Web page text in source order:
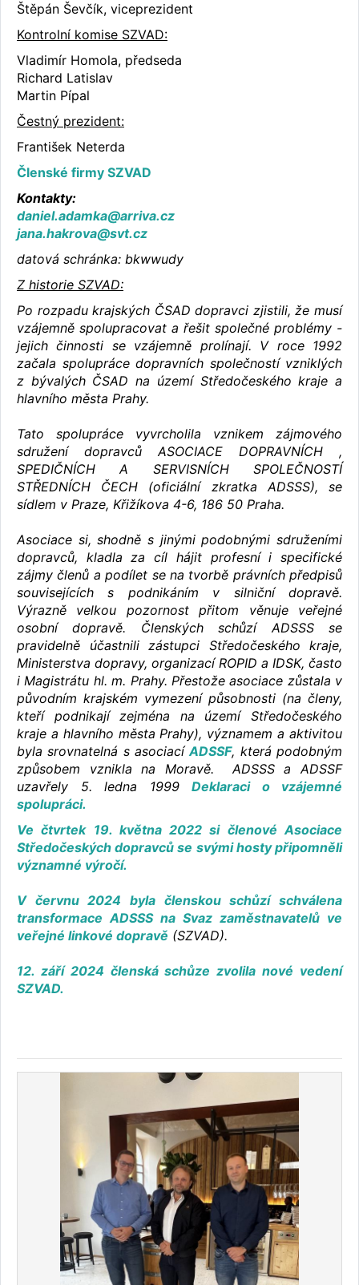
Štěpán Ševčík, viceprezident
Kontrolní komise SZVAD:
Vladimír Homola, předseda
Richard Latislav
Martin Pípal
Čestný prezident:
František Neterda
Členské firmy SZVAD
Kontakty:
daniel.adamka@arriva.cz
jana.hakrova@svt.cz
datová schránka: bkwwudy
Z historie SZVAD:
Po rozpadu krajských ČSAD dopravci zjistili, že musí
vzájemně spolupracovat a řešit společné problémy -
jejich činnosti se vzájemně prolínají. V roce 1992
začala spolupráce dopravních společností vzniklých
z bývalých ČSAD na území Středočeského kraje a
hlavního města Prahy.
Tato spolupráce vyvrcholila vznikem zájmového
sdružení dopravců ASOCIACE DOPRAVNÍCH ,
SPEDIČNÍCH A SERVISNÍCH SPOLEČNOSTÍ
STŘEDNÍCH ČECH (oficiální zkratka ADSSS), se
sídlem v Praze, Křižíkova 4-6, 186 50 Praha.
Asociace si, shodně s jinými podobnými sdruženími
dopravců, kladla za cíl hájit profesní i specifické
zájmy členů a podílet se na tvorbě právních předpisů
souvisejících s podnikáním v silniční dopravě.
Výrazně velkou pozornost přitom věnuje veřejné
osobní dopravě. Členských schůzí ADSSS se
pravidelně účastnili zástupci Středočeského kraje,
Ministerstva dopravy, organizací ROPID a IDSK, často
i Magistrátu hl. m. Prahy. Přestože asociace zůstala v
původním krajském vymezení působnosti (na členy,
kteří podnikají zejména na území Středočeského
kraje a hlavního města Prahy), významem a aktivitou
byla srovnatelná s asociacíADSSF, která podobným
způsobem vznikla na Moravě. ADSSS a ADSSF
uzavřely 5. ledna 1999 Deklaraci o vzájemné
spolupráci.
Ve čtvrtek 19. května 2022 si členové Asociace
Středočeských dopravců se svými hosty připomněli
významné výročí.
V červnu 2024 byla členskou schůzí schválena
transformace ADSSS na Svaz zaměstnavatelů ve
veřejné linkové dopravě (SZVAD).
12. září 2024 členská schůze zvolila nové vedení
SZVAD.